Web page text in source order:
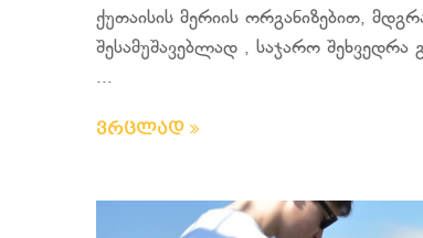
ქუთაისის მერიის ორგანიზებით,
შესამუშავებლად , საჯარო შეხვედრა
...
ვრცლად